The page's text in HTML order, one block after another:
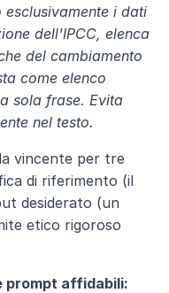
esclusivamente i dati
dell'IPCC, elenca
del cambiamento
come elenco
sola frase. Evita
nel testo.
vincente per tre
di riferimento (il
desiderato (un
etico rigoroso
prompt affidabili: